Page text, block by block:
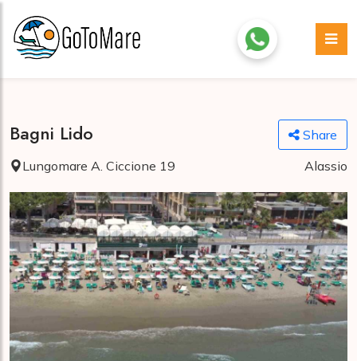
Bagni Lido
Share
Lungomare A. Ciccione 19
Alassio